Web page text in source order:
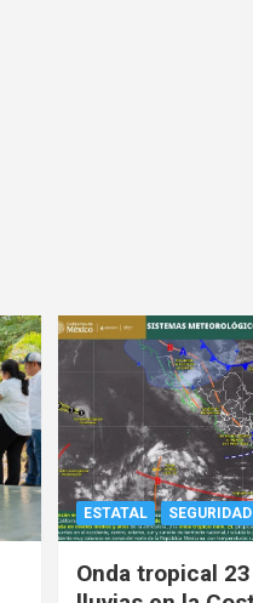
ESTATAL SEGURIDAD
Onda tropical